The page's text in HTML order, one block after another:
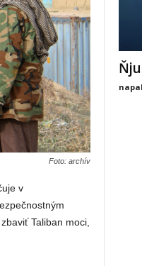
Foto: archív
v
Taliban moci,